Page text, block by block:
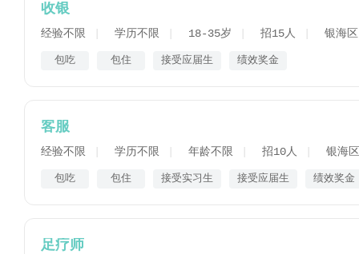
收银
经验不限 学历不限 18-35岁 招15人 银海
包吃 包住 接受应届生 绩效奖金
客服
经验不限 学历不限 年龄不限 招10人 银海
包吃 包住 接受实习生 接受应届生 绩效奖金
足疗师